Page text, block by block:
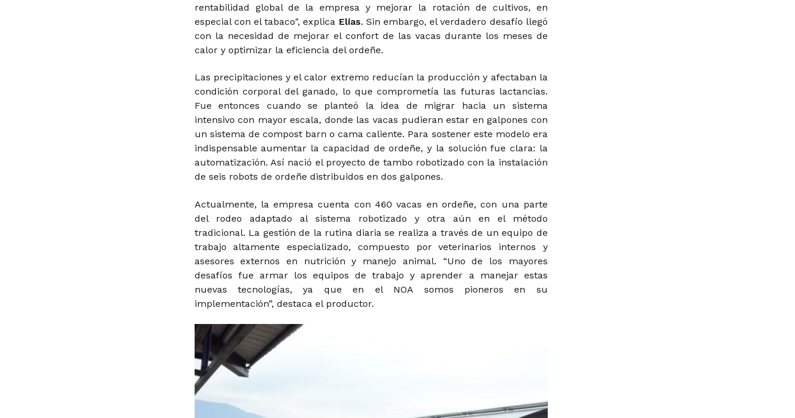
rentabilidad global de la empresa y mejorar la rotación de cultivos, en
especial con el tabaco", explica Elías. Sin embargo, el verdadero desafío llegó
con la necesidad de mejorar el confort de las vacas durante los meses de
calor y optimizar la eficiencia del ordeñe.
Las precipitaciones y el calor extremo reducían la producción y afectaban la
condición corporal del ganado, lo que comprometía las futuras lactancias.
Fue entonces cuando se planteó la idea de migrar hacia un sistema
intensivo con mayor escala, donde las vacas pudieran estar en galpones con
un sistema de compost barn o cama caliente. Para sostener este modelo era
indispensable aumentar la capacidad de ordeñe, y la solución fue clara: la
automatización. Así nació el proyecto de tambo robotizado con la instalación
de seis robots de ordeñe distribuidos en dos galpones.
Actualmente, la empresa cuenta con 460 vacas en ordeñe, con una parte
del rodeo adaptado al sistema robotizado y otra aún en el método
tradicional. La gestión de la rutina diaria se realiza a través de un equipo de
trabajo altamente especializado, compuesto por veterinarios internos y
asesores externos en nutrición y manejo animal. “Uno de los mayores
desafíos fue armar los equipos de trabajo y aprender a manejar estas
nuevas tecnologías, ya que en el NOA somos pioneros en su
implementación”, destaca el productor.